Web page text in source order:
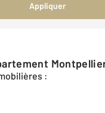
Appliquer
: